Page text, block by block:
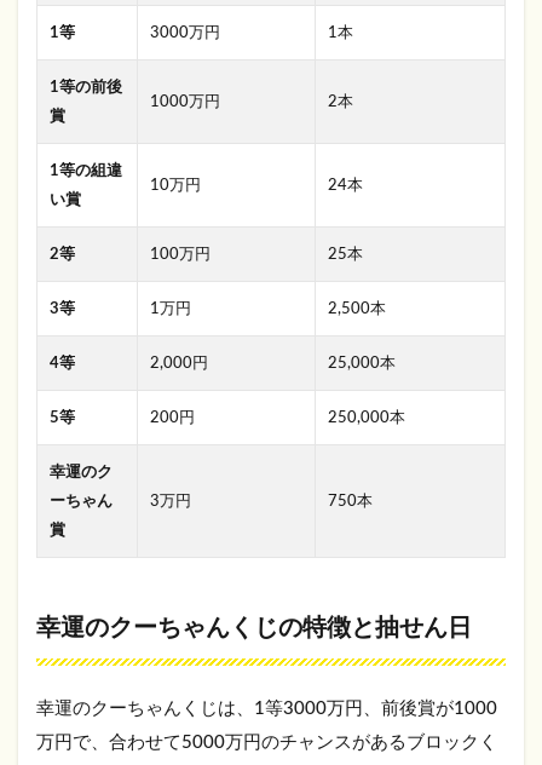
1等 3000万円 1本
1等の前後
賞
1000万円 2本
1等の組違
い賞
10万円 24本
2等 100万円 25本
3等 1万円 2,500本
4等 2,000円 25,000本
5等 200円 250,000本
幸運のク
ーちゃん
賞
3万円 750本
幸運のクーちゃんくじの特徴と抽せん日
幸運のクーちゃんくじは、1等3000万円、前後賞が1000
万円で、合わせて5000万円のチャンスがあるブロックく